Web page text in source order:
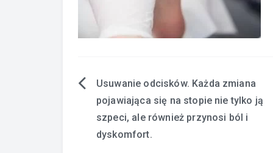
Nawigacja
wpisu
Usuwanie odcisków. Każda zmiana
pojawiająca się na stopie nie tylko ją
szpeci, ale również przynosi ból i
dyskomfort.